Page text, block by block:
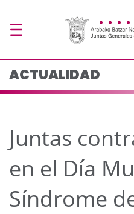
Juntas
ACTUALIDAD
Juntas
en el Día
Síndrome